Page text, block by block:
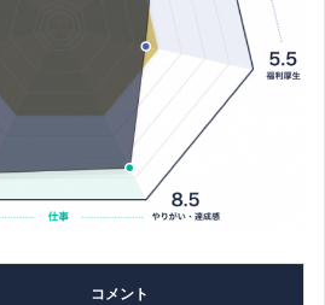
コメント